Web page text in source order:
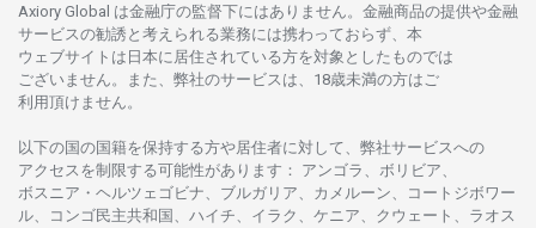
Axiory Global は金融庁の監督下にはありません。 金融商品の提供や金融
サービスの勧誘と 考えられる業務には携わっておらず、 本
ウェブサイトは 日本に居住さ れている方を対象としたものでは
ございません。
また、 弊社のサービスは、18歳未満の方はご
利用頂けません。
以下の国の国籍を保持する方や居住者に対して、 弊社サービスへの
アクセスを制限する可能性があります ： アンゴラ、ボリビア、
ボスニア ・ ヘルツェゴビナ、ブルガリア、カメルーン、コートジボワー
ル、
コンゴ民主共和国、ハイチ、イラク、ケニア、クウェート、 ラオス